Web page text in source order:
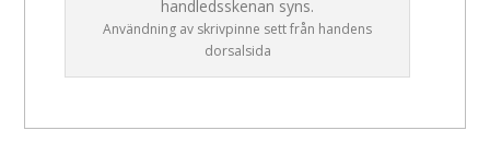
Användning av skrivpinne sett från handens
dorsalsida